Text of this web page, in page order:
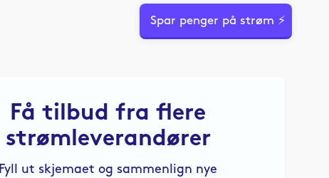
Spar penger på strøm ⚡
Få tilbud fra flere
strømleverandører
Fyll ut skjemaet og sammenlign nye